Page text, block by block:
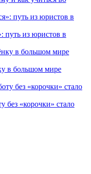
путь из юристов в
в большом мире
без «корочки» стало